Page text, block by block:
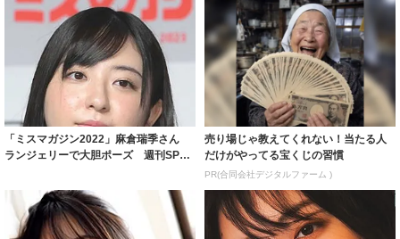
「ミスマガジン2022」麻倉瑞季さん
ランジェリーで大胆ポーズ 週刊SPA!
売り場じゃ教えてくれない！当たる人
だけがやってる宝くじの習慣
PR(合同会社デジタルファーム )